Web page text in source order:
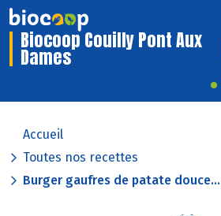
Biocoop Couilly Pont Aux
Dames
Accueil
Toutes nos recettes
Burger gaufres de patate douce...